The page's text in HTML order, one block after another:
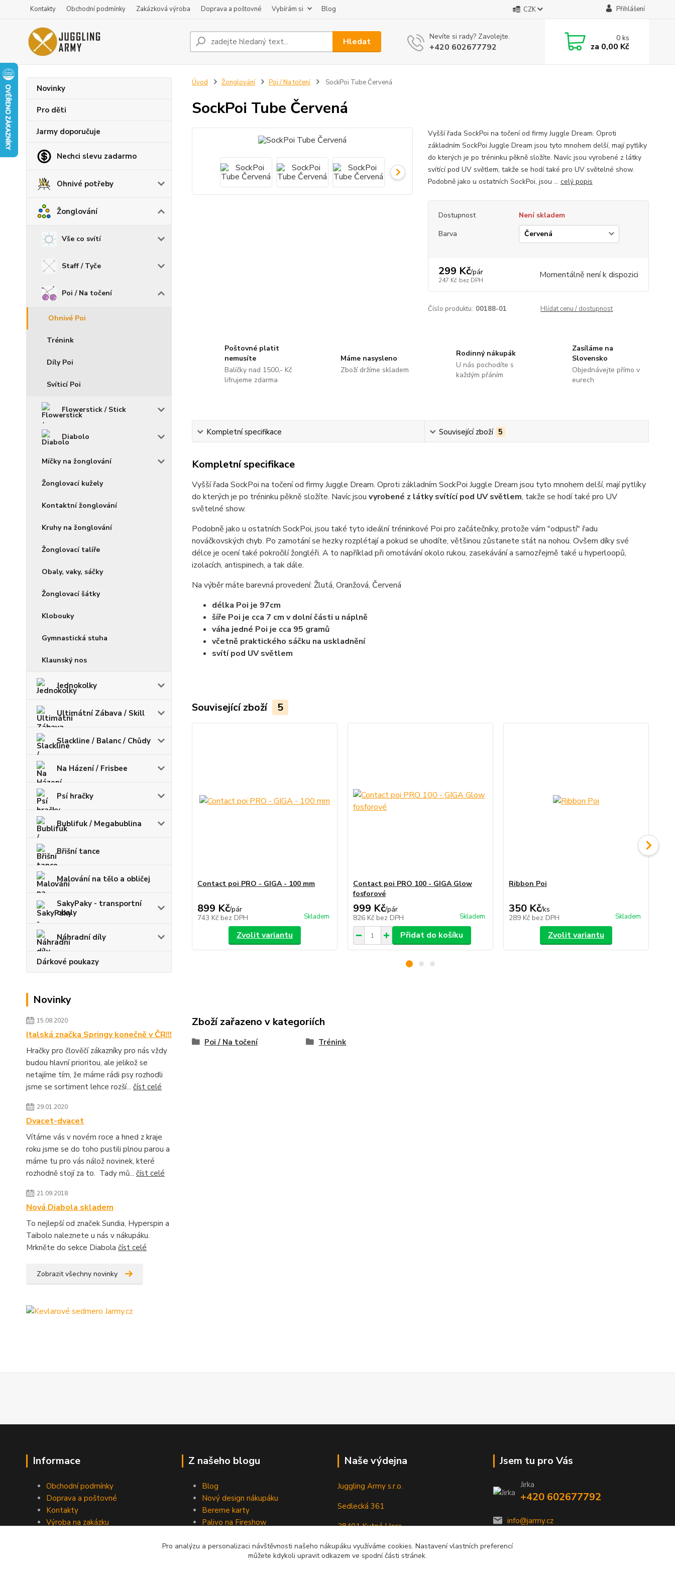
Kontakty Obchodní podmínky Zakázková výroba Doprava a poštovné Vybírám si Blog CZK Přihlášení
Hledat Nevíte si rady? Zavolejte.
+420 602677792
0ks
za 0,00 Kč
Novinky
Pro děti
Jarmy doporučuje
Nechci slevu zadarmo
Ohnivé potřeby
Žonglování
Vše co svítí
Staff / Tyče
Poi / Na točení
Ohnivé Poi
Trénink
Díly Poi
Svíticí Poi
Flowerstick / Stick
Diabolo
Míčky na žonglování
Žonglovací kužely
Kontaktní žonglování
Kruhy na žonglování
Žonglovací talíře
Obaly, vaky, sáčky
Žonglovací šátky
Klobouky
Gymnastická stuha
Klaunský nos
Jednokolky
Ultimátní Zábava / Skill
Slackline / Balanc / Chůdy
Na Házení / Frisbee
Psí hračky
Bublifuk / Megabublina
Břišní tance
Malování na tělo a obličej
SakyPaky - transportní
obaly
Náhradní díly
Dárkové poukazy
Novinky
15.08.2020
Italská značka Springy konečně v ČR!!!
Hračky pro člověčí zákazníky pro nás vždy
budou hlavní prioritou, ale jelikož se
netajíme tím, že máme rádi psy rozhodli
jsme se sortiment lehce rozší... číst celé
29.01.2020
Dvacet-dvacet
Vítáme vás v novém roce a hned z kraje
roku jsme se do toho pustili plnou parou a
máme tu pro vás nálož novinek, které
rozhodně stojí za to. Tady mů... číst celé
21.09.2018
Nová Diabola skladem
To nejlepší od značek Sundia, Hyperspin a
Taibolo naleznete u nás v nákupáku.
Mrkněte do sekce Diabola číst celé
Zobrazit všechny novinky
Úvod Žonglování Poi / Na točení SockPoi Tube Červená
SockPoi Tube Červená
Vyšší řada SockPoi na točení od firmy Juggle Dream. Oproti
základním SockPoi Juggle Dream jsou tyto mnohem delší, mají pytlíky
do kterých je po tréninku pěkně složíte. Navíc jsou vyrobené z látky
svítící pod UV světlem, takže se hodí také pro UV světelné show.
Podobně jako u ostatních SockPoi, jsou ... celý popis
Dostupnost
Není skladem
Barva
299 Kč/pár
247 Kč bez DPH Momentálně není k dispozici
Číslo produktu: 00188-01 Hlídat cenu / dostupnost
Poštovné platit
nemusíte
Balíčky nad 1500,- Kč
lifrujeme zdarma
Máme nasysleno
Zboží držíme skladem
Rodinný nákupák
U nás pochodíte s
každým přáním
Zasíláme na
Slovensko
Objednávejte přímo v
eurech
Kompletní specifikace Související zboží 5
Kompletní specifikace
Vyšší řada SockPoi na točení od firmy Juggle Dream. Oproti základním SockPoi Juggle Dream jsou tyto mnohem delší, mají pytlíky
do kterých je po tréninku pěkně složíte. Navíc jsou vyrobené z látky svítící pod UV světlem, takže se hodí také pro UV
světelné show.
Podobně jako u ostatních SockPoi, jsou také tyto ideální tréninkové Poi pro začátečníky, protože vám "odpustí" řadu
nováčkovských chyb. Po zamotání se hezky rozplétají a pokud se uhodíte, většinou zůstanete stát na nohou. Ovšem díky své
délce je ocení také pokročilí žongléři. A to například při omotávání okolo rukou, zasekávání a samozřejmě také u hyperloopů,
izolacích, antispinech, a tak dále.
Na výběr máte barevná provedení: Žlutá, Oranžová, Červená
délka Poi je 97cm
šíře Poi je cca 7 cm v dolní části u náplně
váha jedné Poi je cca 95 gramů
včetně praktického sáčku na uskladnění
svítí pod UV světlem
Související zboží 5
Contact poi PRO - GIGA - 100 mm
899 Kč/pár
743 Kč bez DPH Skladem
Zvolit variantu
Contact poi PRO 100 - GIGA Glow
fosforové
999 Kč/pár
826 Kč bez DPH Skladem
Přidat do košíku
Ribbon Poi
350 Kč/ks
289 Kč bez DPH Skladem
Zvolit variantu
Zboží zařazeno v kategoriích
Poi / Na točení Trénink
Informace
Obchodní podmínky
Doprava a poštovné
Kontakty
Výroba na zakázku
Z našeho blogu
Blog
Nový design nákupáku
Bereme karty
Palivo na Fireshow
Naše výdejna
Juggling Army s.r.o.
Sedlecká 361
28401 Kutná Hora
Jsem tu pro Vás
Jirka
+420 602677792
info@jarmy.cz
Pro analýzu a personalizaci návštěvnosti našeho nákupáku využíváme cookies. Nastavení vlastních preferencí
můžete kdykoli upravit odkazem ve spodní části stránek.